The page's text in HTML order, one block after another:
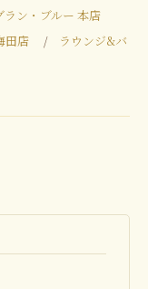
ン・ブルー 本店
田店
ラウンジ&バ